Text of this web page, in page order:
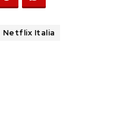
Netflix Italia